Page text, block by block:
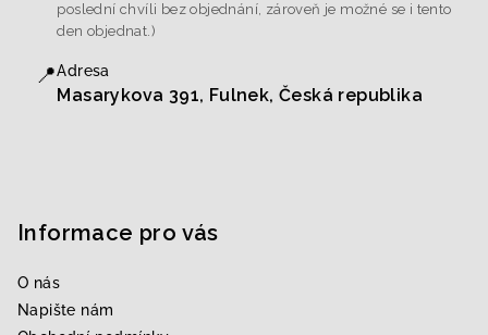
poslední chvíli bez objednání, zároveň je možné se i tento
den objednat.)
📍Adresa
Masarykova 391, Fulnek, Česká republika
Informace pro vás
O nás
Napište nám